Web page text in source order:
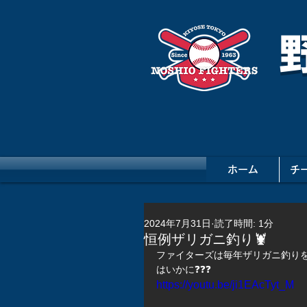
ホーム チ
恒例ザリガニ釣り🦞
2024年7月31日 読了時間: 1分
ファイターズは毎年ザリガニ釣り
はいかに❓❓❓
https://youtu.be/ji1EAcTyt_M